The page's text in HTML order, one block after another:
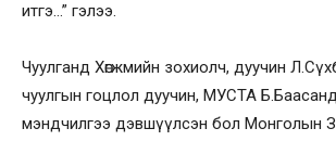
итгэ…” гэлээ.
Чуулганд Хөгжмийн зохиолч, дуучин
чуулгын гоцлол дуучин, МУСТА
мэндчилгээ дэвшүүлсэн бол Монголын